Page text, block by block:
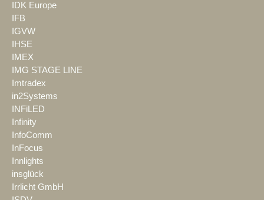
IDK Europe
IFB
IGVW
IHSE
IMEX
IMG STAGE LINE
Imtradex
in2Systems
INFiLED
Infinity
InfoComm
InFocus
Innlights
insglück
Irrlicht GmbH